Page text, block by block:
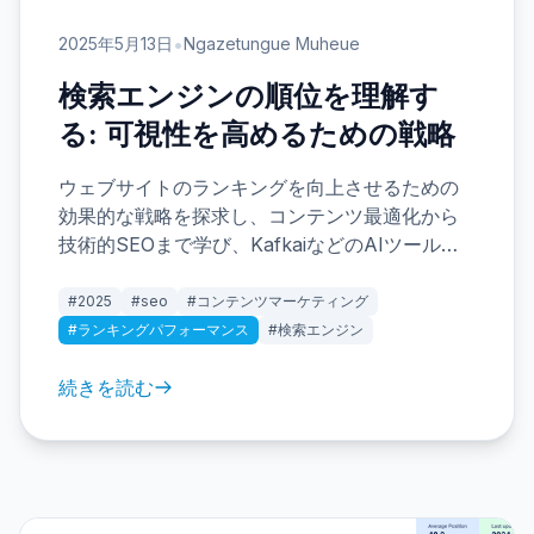
2025年5月13日 •Ngazetungue Muheue
検索エンジンの順位を理解す
る: 可視性を高めるための戦略
ウェブサイトのランキングを向上させるための
効果的な戦略を探求し、コンテンツ最適化から
技術的SEOまで学び、KafkaiなどのAIツールが
良い視認性のために強化するかを学びましょ
う。
#2025 #seo
#コンテンツマーケティング
#ランキングパフォーマンス
#検索エンジン
続きを読む